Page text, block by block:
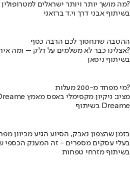
מה מושך יותר ויותר ישראלים למטרופולין המתפתח של האזור היפה במדינה?
בשיתוף אבני דרך וי.ד ברזאני
ההטבה שתחסוך לכם הרבה כסף
אצלינו כבר לא משלמים על דלק – ומה איתכם?
בשיתוף ניסאן
מי מפחד מ-200 מעלות?
השואב-שוטף החדש של Dreame מציג: ניקיון מקסימלי באפס מאמץ
בשיתוף Dreame
בזמן שהצפון נאבק, הסיוע הגיע מכיוון
בעלי עסקים מספרים - זה המענק הכספי
בשיתוף מזרחי טפחות